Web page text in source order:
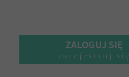
ZALOGUJ SIĘ
zarejestruj się